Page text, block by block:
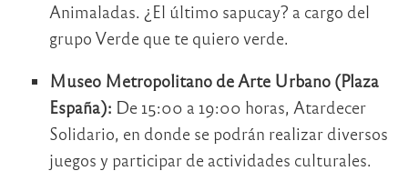
Animaladas. ¿El último sapucay? a cargo del
grupo Verde que te quiero verde.
Museo Metropolitano de Arte Urbano (Plaza
España): De 15:00 a 19:00 horas, Atardecer
Solidario, en donde se podrán realizar diversos
juegos y participar de actividades culturales.